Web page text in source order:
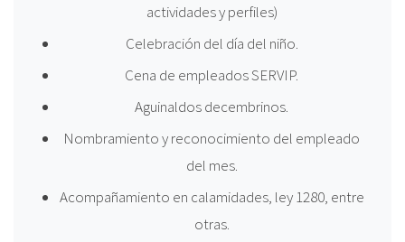
actividades y perfiles)
Celebración del día del niño.
Cena de empleados SERVIP.
Aguinaldos decembrinos.
Nombramiento y reconocimiento del empleado
del mes.
Acompañamiento en calamidades, ley 1280, entre
otras.